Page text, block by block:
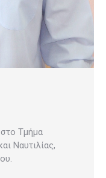
Τμήμα
Ναυτιλίας,